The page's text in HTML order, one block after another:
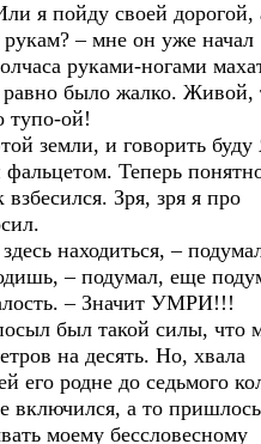
я пойду своей дорогой,
– мне он уже начал
руками-ногами
равно было жалко. Живой,
тупо-ой!
земли, и говорить
Теперь
Зря, зря я про
находиться, –
– подумал, еще
– Значит УМРИ!!!
был такой силы, что
на десять. Но, хвала
его родне до седьмого
включился, а то
моему бессловесному